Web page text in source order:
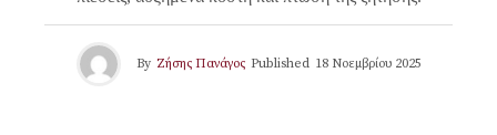
By Ζήσης Πανάγος Published 18 Νοεμβρίου 2025